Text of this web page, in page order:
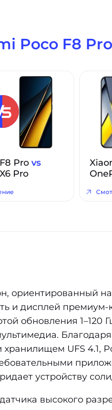
Poco F8 Pro
Pro vs
Pro
ориентированный
и дисплей
обновления
UFS 4.1,
устройству
высокого